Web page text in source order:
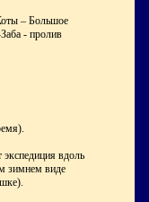
– Большое
- пролив
экспедиция вдоль
зимнем виде